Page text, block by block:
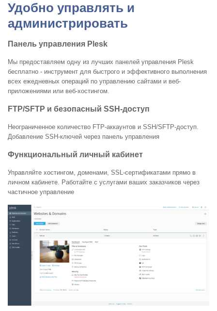
Удобно управлять и
администри­ровать
Панель управления Plesk
Мы предоставляем одну из лучших панелей управления Plesk
бесплатно - инструмент для быстрого и эффективного выполнения
всех ежедневных операций по управлению сайтами и веб-
приложениями или веб-хостингом.
FTP/SFTP и безопасный SSH-⁠доступ
Неограниченное количество FTP-⁠аккаунтов и SSH/SFTP-⁠доступ.
Добавление SSH-⁠ключей через панель управления
Функциональный личный кабинет
Управляйте хостингом, доменами, SSL-⁠сертификатами прямо в
личном кабинете. Работайте с услугами ваших заказчиков через
частичное управление